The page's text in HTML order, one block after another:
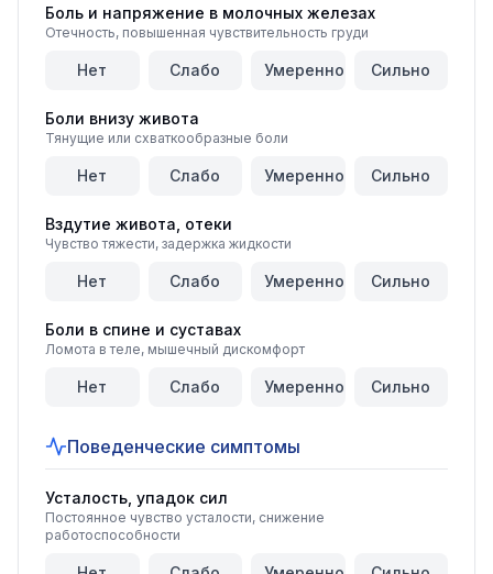
Боль и напряжение в молочных железах
Отечность, повышенная чувствительность груди
Нет Слабо Умеренно Сильно
Боли внизу живота
Тянущие или схваткообразные боли
Нет Слабо Умеренно Сильно
Вздутие живота, отеки
Чувство тяжести, задержка жидкости
Нет Слабо Умеренно Сильно
Боли в спине и суставах
Ломота в теле, мышечный дискомфорт
Нет Слабо Умеренно Сильно
Поведенческие симптомы
Усталость, упадок сил
Постоянное чувство усталости, снижение
работоспособности